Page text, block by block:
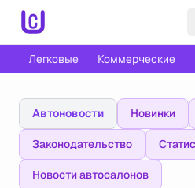
Легковые Коммерческие
Автоновости Новинки
Законодательство
Новости автосалонов